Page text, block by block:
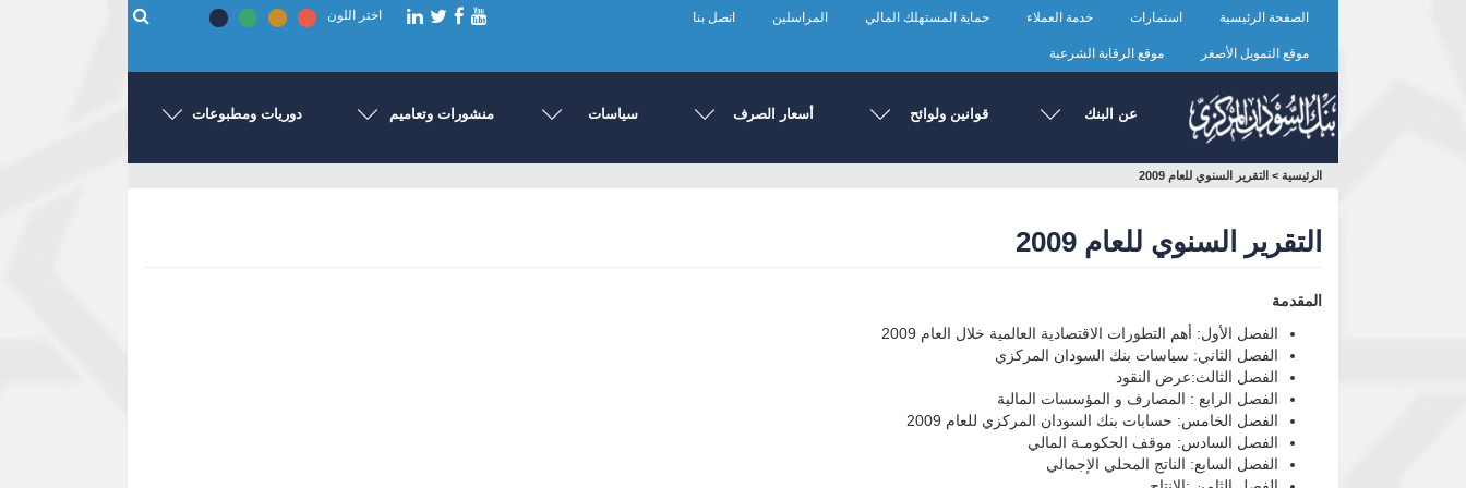
الصفحة الرئيسية استمارات خدمة العملاء حماية المستهلك المالي المراسلين اتصل بنا
موقع التمويل الأصغر موقع الرقابة الشرعية
اختر اللون
عن البنك قوانين ولوائح أسعار الصرف سياسات منشورات وتعاميم دوريات ومطبوعات
أنت
الرئيسية > التقرير السنوي للعام 2009
التقرير السنوي للعام 2009
المقدمة
الفصل الأول: أهم التطورات الاقتصادية العالمية خلال العام 2009
الفصل الثاني: سياسات بنك السودان المركزي
الفصل الثالث:عرض النقود
الفصل الرابع : المصارف و المؤسسات المالية
الفصل الخامس: حسابات بنك السودان المركزي للعام 2009
الفصل السادس: موقف الحكومـة المالي
الفصل السابع: الناتج المحلي الإجمالي